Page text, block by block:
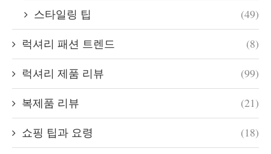
스타일링 팁 (49)
럭셔리 패션 트렌드 (8)
럭셔리 제품 리뷰 (99)
복제품 리뷰 (21)
쇼핑 팁과 요령 (18)